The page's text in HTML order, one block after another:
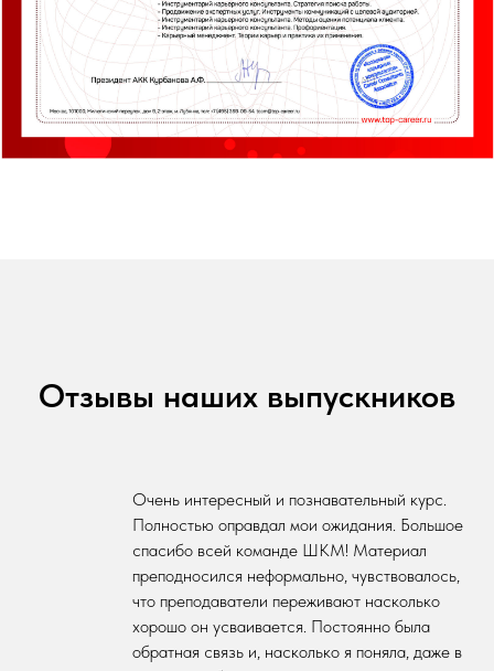
Отзывы наших выпускников
Очень интересный и познавательный курс.
Полностью оправдал мои ожидания. Большое
спасибо всей команде ШКМ! Материал
преподносился неформально, чувствовалось,
что преподаватели переживают насколько
хорошо он усваивается. Постоянно была
обратная связь и, насколько я поняла, даже в